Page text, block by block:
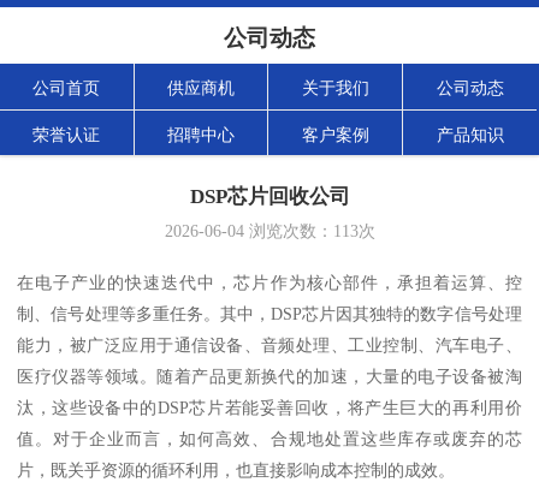
公司动态
公司首页 供应商机 关于我们 公司动态
荣誉认证 招聘中心 客户案例 产品知识
DSP芯片回收公司
2026-06-04浏览次数： 113次
在电子产业的快速迭代中，芯片作为核心部件，承担着运算、控
制、信号处理等多重任务。其中，DSP芯片因其独特的数字信号处理
能力，被广泛应用于通信设备、音频处理、工业控制、汽车电子、
医疗仪器等领域。随着产品更新换代的加速，大量的电子设备被淘
汰，这些设备中的DSP芯片若能妥善回收，将产生巨大的再利用价
值。对于企业而言，如何高效、合规地处置这些库存或废弃的芯
片，既关乎资源的循环利用，也直接影响成本控制的成效。